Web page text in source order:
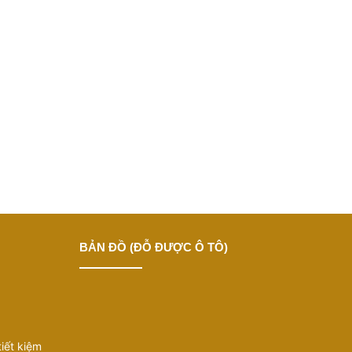
trở thành tiêu chí lựa chọn tiếp theo.
kiệm
BẢN ĐỒ (ĐỖ ĐƯỢC Ô TÔ)